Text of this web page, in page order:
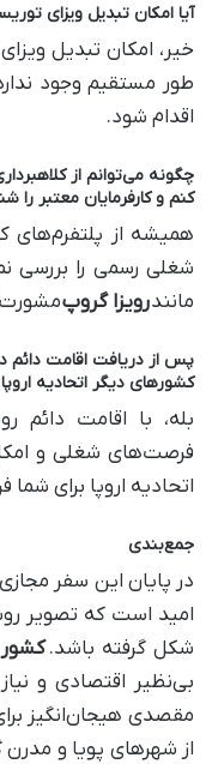
آیا امکان تبدیل ویزای
خیر، امکان تبدیل
طور مستقیم وجود
اقدام شود.
چگونه می‌توانم از
کنم و کارفرمایان معتبر را
همیشه از پلتفرم‌های
شغلی رسمی را بررسی
مانندرویزا گروپ
پس از دریافت اقامت دائم
کشورهای دیگر اتحادیه
بله، با اقامت دائم
فرصت‌های شغلی و
اتحادیه اروپا برای
جمع‌بندی
در پایان این سفر
امید است که تصویر
شکل گرفته باشد.کشور
بی‌نظیر اقتصادی و
مقصدی هیجان‌انگیز
از شهرهای پویا و